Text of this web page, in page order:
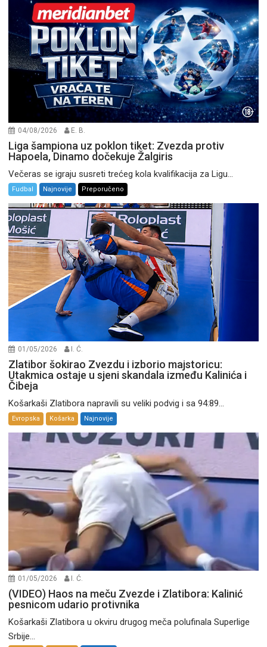
04/08/2026 E. B.
Liga šampiona uz poklon tiket: Zvezda protiv
Hapoela, Dinamo dočekuje Žalgiris
Večeras se igraju susreti trećeg kola kvalifikacija za Ligu...
Fudbal Najnovije Preporučeno
01/05/2026 I. Ć.
Zlatibor šokirao Zvezdu i izborio majstoricu:
Utakmica ostaje u sjeni skandala između Kalinića i
Čibeja
Košarkaši Zlatibora napravili su veliki podvig i sa 94:89...
Evropska Košarka Najnovije
01/05/2026 I. Ć.
(VIDEO) Haos na meču Zvezde i Zlatibora: Kalinić
pesnicom udario protivnika
Košarkaši Zlatibora u okviru drugog meča polufinala Superlige
Srbije...